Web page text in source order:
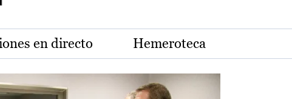
en directo Hemeroteca